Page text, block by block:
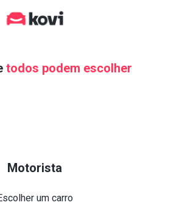
todos podem escolher
Motorista
um carro